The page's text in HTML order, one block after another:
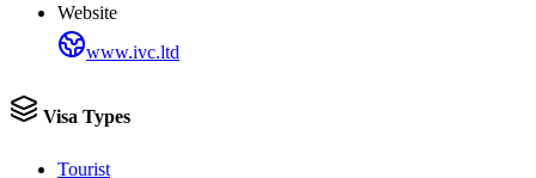
Website
www.ivc.ltd
Visa Types
Tourist